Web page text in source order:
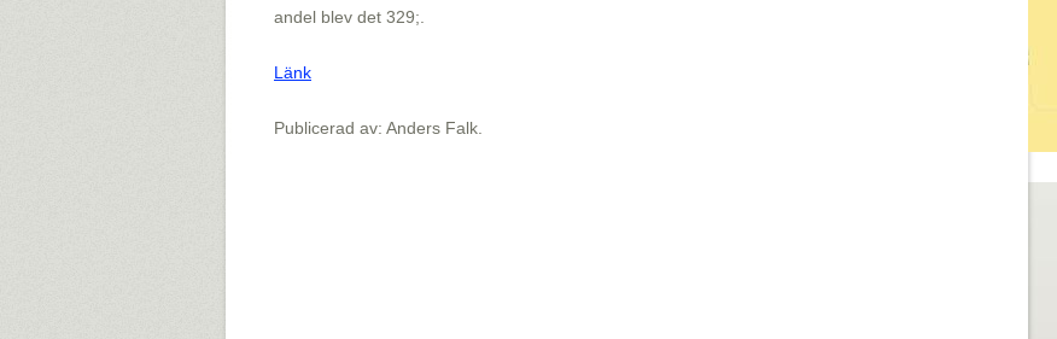
andel blev det 329;.
Länk
Publicerad av: Anders Falk.